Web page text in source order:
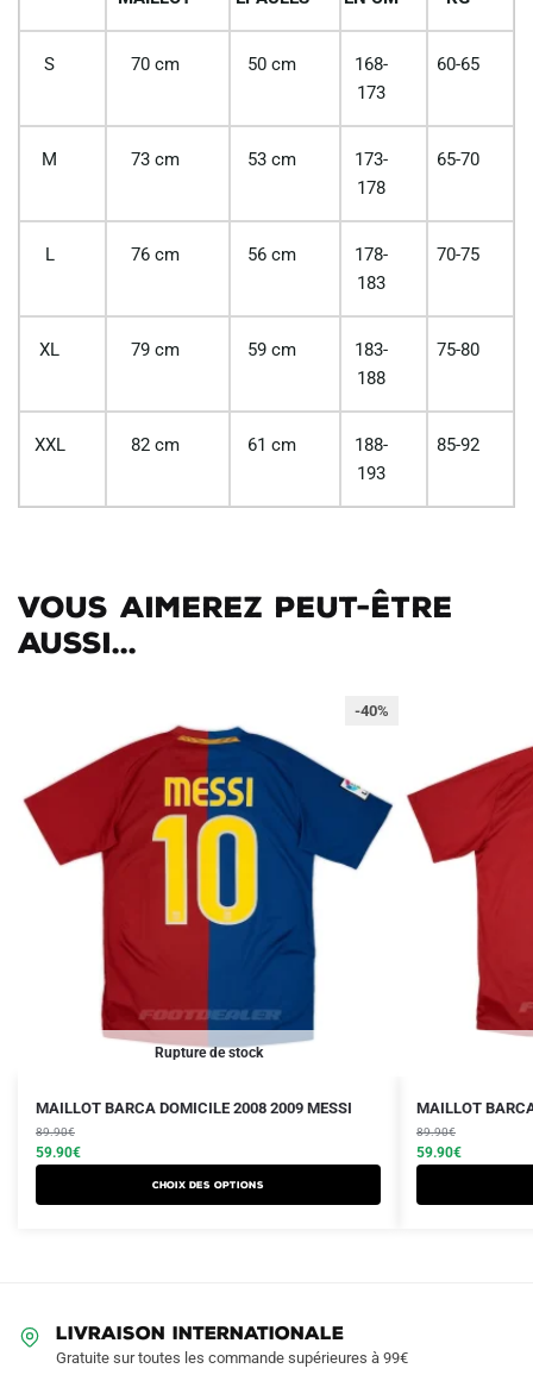
S 70 cm 50 cm
168-
173
60-65
M 73 cm 53 cm
173-
178
65-70
L 76 cm 56 cm
178-
183
70-75
XL 79 cm 59 cm
183-
188
75-80
XXL 82 cm 61 cm
188-
193
85-92
Vous aimerez peut-être
aussi...
Rupture de stock
-40%
MAILLOT BARCA DOMICILE 2008 2009 MESSI
89.90€
Le
prix
initial
était :
59.90€
Le
prix
actuel
est :
Choix des options
Ce
produit
a
être
choisies
MAILLOT
89.90€
Le
prix
initial
était :
59.90€
Le
prix
actuel
est :
Ce
produit
a
LIVRAISON INTERNATIONALE
Gratuite sur toutes les commande supérieures à 99€